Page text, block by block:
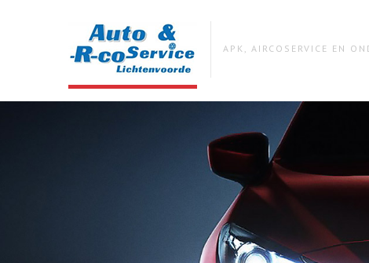
APK, AIRCOSERVICE EN